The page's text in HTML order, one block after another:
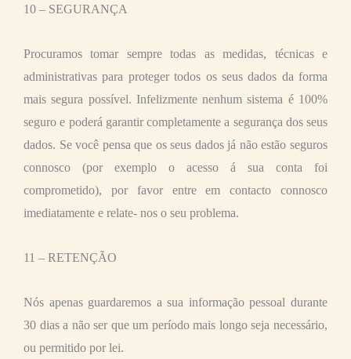
10 – SEGURANÇA
Procuramos tomar sempre todas as medidas, técnicas e
administrativas para proteger todos os seus dados da forma
mais segura possível. Infelizmente nenhum sistema é 100%
seguro e poderá garantir completamente a segurança dos seus
dados. Se você pensa que os seus dados já não estão seguros
connosco (por exemplo o acesso á sua conta foi
comprometido), por favor entre em contacto connosco
imediatamente e relate- nos o seu problema.
11 – RETENÇÃO
Nós apenas guardaremos a sua informação pessoal durante
30 dias a não ser que um período mais longo seja necessário,
ou permitido por lei.